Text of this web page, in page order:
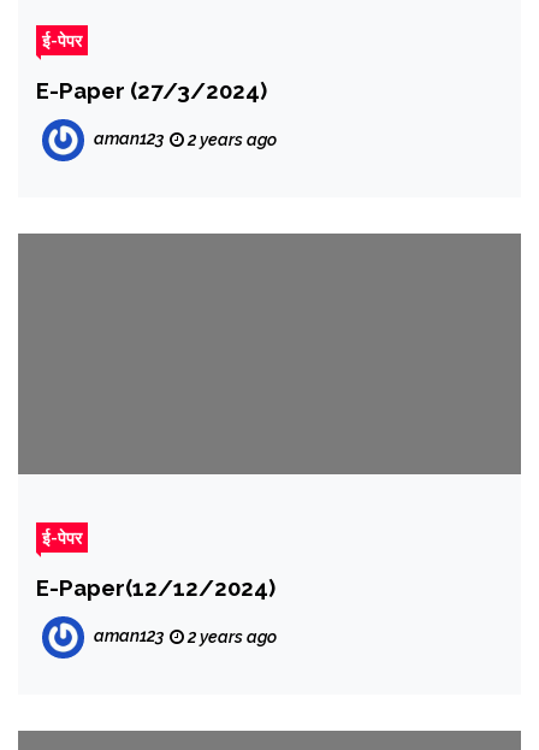
ई-पेपर
E-Paper (27/3/2024)
aman123 2 years ago
ई-पेपर
E-Paper(12/12/2024)
aman123 2 years ago